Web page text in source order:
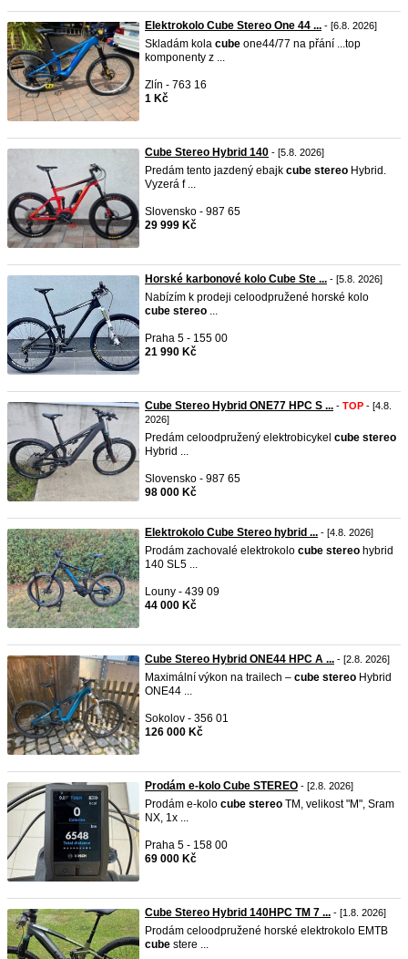
Elektrokolo Cube Stereo One 44 ... - [6.8. 2026]
Skladám kola cube one44/77 na přání ...top
komponenty z ...
Zlín - 763 16
1 Kč
Cube Stereo Hybrid 140 - [5.8. 2026]
Predám tento jazdený ebajk cube stereo Hybrid.
Vyzerá f ...
Slovensko - 987 65
29 999 Kč
Horské karbonové kolo Cube Ste ... - [5.8. 2026]
Nabízím k prodeji celoodpružené horské kolo
cube stereo ...
Praha 5 - 155 00
21 990 Kč
Cube Stereo Hybrid ONE77 HPC S ... - TOP - [4.8.
2026]
​Predám celoodpružený elektrobicykel cube stereo
Hybrid ...
Slovensko - 987 65
98 000 Kč
Elektrokolo Cube Stereo hybrid ... - [4.8. 2026]
Prodám zachovalé elektrokolo cube stereo hybrid
140 SL5 ...
Louny - 439 09
44 000 Kč
Cube Stereo Hybrid ONE44 HPC A ... - [2.8. 2026]
Maximální výkon na trailech – cube stereo Hybrid
ONE44 ...
Sokolov - 356 01
126 000 Kč
Prodám e-kolo Cube STEREO - [2.8. 2026]
Prodám e-kolo cube stereo TM, velikost "M", Sram
NX, 1x ...
Praha 5 - 158 00
69 000 Kč
Cube Stereo Hybrid 140HPC TM 7 ... - [1.8. 2026]
Prodám celoodpružené horské elektrokolo EMTB
cube stere ...